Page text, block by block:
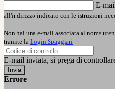
E-mail
all'indirizzo indicato con le istruzioni
Non hai una e-mail associata al nome
tramite la Login Spaggiari
E-mail inviata, si prega di
Errore